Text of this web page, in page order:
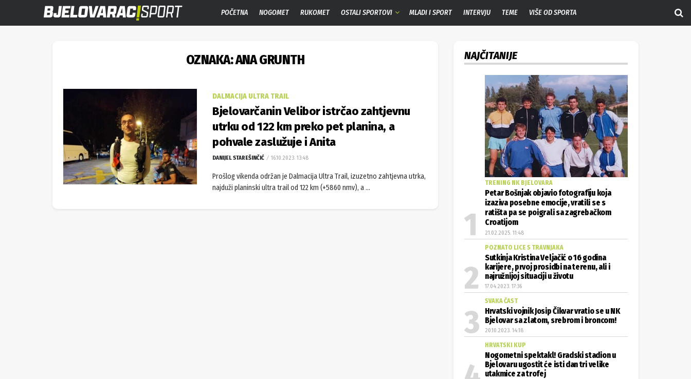
POČETNA NOGOMET RUKOMET OSTALI SPORTOVI MLADI I SPORT INTERVJU TEME VIŠE OD SPORTA
OZNAKA:ANA GRUNTH
DALMACIJA ULTRA TRAIL
Bjelovarčanin Velibor istrčao zahtjevnu
utrku od 122 km preko pet planina, a
pohvale zaslužuje i Anita
DANIJEL STAREŠINČIĆ 16.10.2023. 13:48
Prošlog vikenda održan je Dalmacija Ultra Trail, izuzetno zahtjevna utrka,
najduži planinski ultra trail od 122 km (+5860 nmv), a ...
NAJČITANIJE
TRENING NK BJELOVARA
Petar Bošnjak objavio fotografiju koja
izaziva posebne emocije, vratili se s
ratišta pa se poigrali sa zagrebačkom
Croatijom
21.02.2025. 11:48
POZNATO LICE S TRAVNJAKA
Sutkinja Kristina Veljačić o 16 godina
karijere, prvoj prosidbi na terenu, ali i
najružnijoj situaciji u životu
17.04.2023. 17:36
SVAKA ČAST
Hrvatski vojnik Josip Čikvar vratio se u NK
Bjelovar sa zlatom, srebrom i broncom!
20.10.2023. 14:18
HRVATSKI KUP
Nogometni spektakl! Gradski stadion u
Bjelovaru ugostit će isti dan tri velike
utakmice za trofej